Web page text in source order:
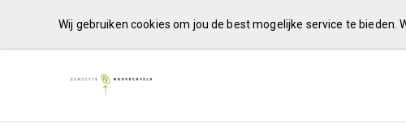
Wij gebruiken cookies om jou de best mogelijke service te bieden.